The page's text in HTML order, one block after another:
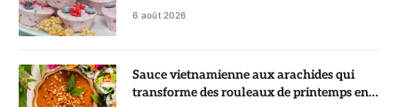
6 août 2026
Sauce vietnamienne aux arachides qui
transforme des rouleaux de printemps en